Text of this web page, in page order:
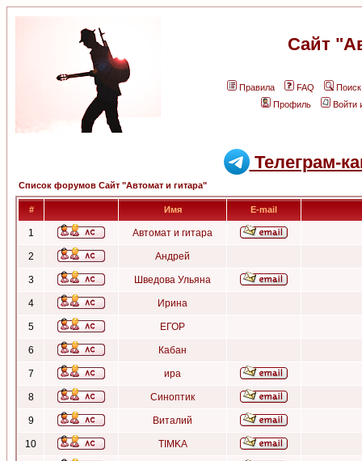
Сайт
Правила FAQ
Поиск
Профиль
Войти
Телеграм-
Список форумов Сайт "Автомат и гитара"
# Имя E-mail
1 Автомат и гитара
2 Андрей
3 Шведова Ульяна
4 Ирина
5 ЕГОР
6 Кабан
7 ира
8 Синоптик
9 Виталий
10 TIMKA